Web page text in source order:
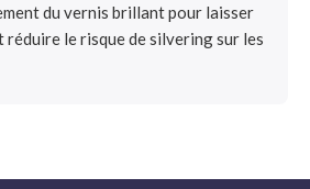
du vernis brillant pour laisser
réduire le risque de silvering sur les